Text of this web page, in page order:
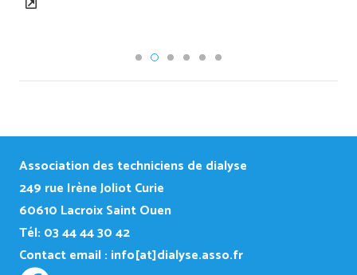
Association des techniciens de dialyse
249 rue Irène Joliot Curie
60610 Lacroix Saint Ouen
Tél: 03 44 44 30 42
Contact email : info[at]dialyse.asso.fr